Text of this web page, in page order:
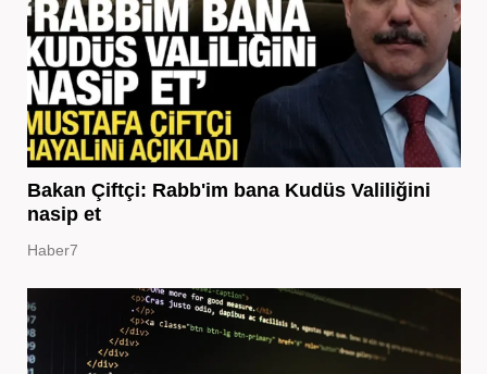
Bakan Çiftçi: Rabb'im bana Kudüs Valiliğini
nasip et
Haber7